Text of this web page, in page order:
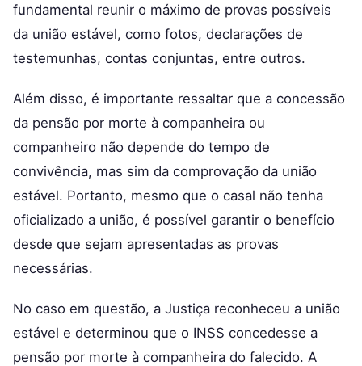
fundamental reunir o máximo de provas possíveis
da união estável, como fotos, declarações de
testemunhas, contas conjuntas, entre outros.
Além disso, é importante ressaltar que a concessão
da pensão por morte à companheira ou
companheiro não depende do tempo de
convivência, mas sim da comprovação da união
estável. Portanto, mesmo que o casal não tenha
oficializado a união, é possível garantir o benefício
desde que sejam apresentadas as provas
necessárias.
No caso em questão, a Justiça reconheceu a união
estável e determinou que o INSS concedesse a
pensão por morte à companheira do falecido. A